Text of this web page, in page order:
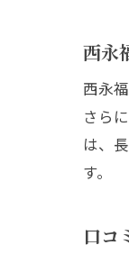
西永
西永
さら
は、
す。
口コ